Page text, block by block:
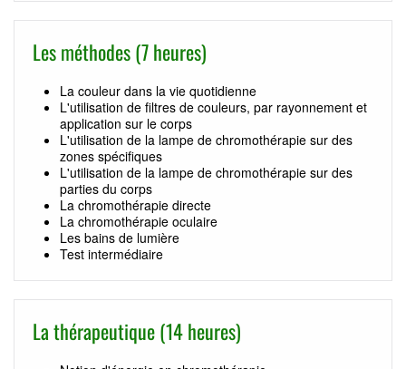
Les méthodes (7 heures)
La couleur dans la vie quotidienne
L'utilisation de filtres de couleurs, par rayonnement et
application sur le corps
L'utilisation de la lampe de chromothérapie sur des
zones spécifiques
L'utilisation de la lampe de chromothérapie sur des
parties du corps
La chromothérapie directe
La chromothérapie oculaire
Les bains de lumière
Test intermédiaire
La thérapeutique (14 heures)